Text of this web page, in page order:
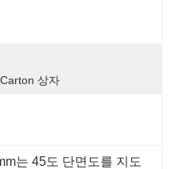
상자
는 45도 단면도를 지도